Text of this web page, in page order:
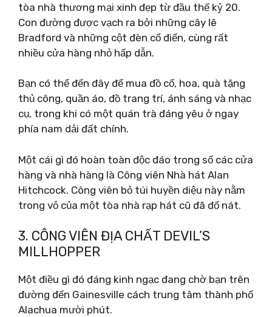
tòa nhà thương mại xinh đẹp từ đầu thế kỷ 20.
Con đường được vạch ra bởi những cây lê
Bradford và những cột đèn cổ điển, cùng rất
nhiều cửa hàng nhỏ hấp dẫn.
Bạn có thể đến đây để mua đồ cổ, hoa, quà tặng
thủ công, quần áo, đồ trang trí, ánh sáng và nhạc
cụ, trong khi có một quán trà đáng yêu ở ngay
phía nam dải đất chính.
Một cái gì đó hoàn toàn độc đáo trong số các cửa
hàng và nhà hàng là Công viên Nhà hát Alan
Hitchcock. Công viên bỏ túi huyền diệu này nằm
trong vỏ của một tòa nhà rạp hát cũ đã đổ nát.
3. CÔNG VIÊN ĐỊA CHẤT DEVIL’S
MILLHOPPER
Một điều gì đó đáng kinh ngạc đang chờ bạn trên
đường đến Gainesville cách trung tâm thành phố
Alachua mười phút.